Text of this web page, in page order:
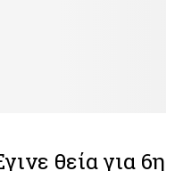
θεία για 6η